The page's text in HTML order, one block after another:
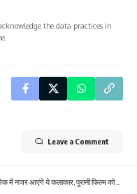
the data practices in
Leave a Comment
ये कलाकार, पुरानी फिल्म को इस अंदाज में किया जाएगा पेश